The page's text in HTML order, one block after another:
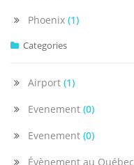
Phoenix (1)
Categories
Airport (1)
Evenement (0)
Evenement (0)
Évènement au Québec